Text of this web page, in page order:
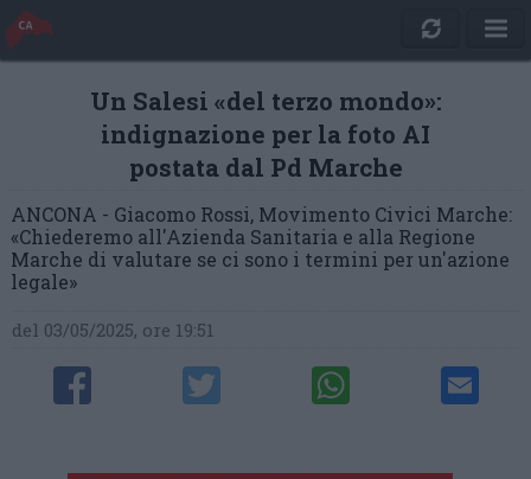
Un Salesi «del terzo mondo»:
indignazione per la foto AI
postata dal Pd Marche
ANCONA - Giacomo Rossi, Movimento Civici Marche:
«Chiederemo all'Azienda Sanitaria e alla Regione
Marche di valutare se ci sono i termini per un'azione
legale»
del 03/05/2025, ore 19:51